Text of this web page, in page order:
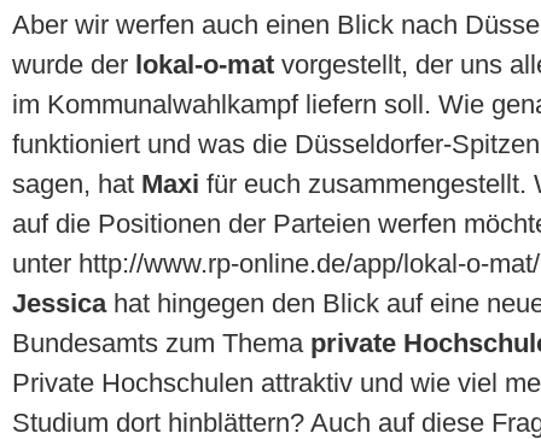
Aber wir werfen auch einen Blick nach
wurde der lokal-o-mat vorgestellt, der uns
im Kommunalwahlkampf liefern soll. Wie
funktioniert und was die Düsseldorfer-
sagen, hat Maxi für euch zusammengestellt.
auf die Positionen der Parteien werfen
unter http://www.rp-online.de/app/lokal-o-
Jessica hat hingegen den Blick auf eine
Bundesamts zum Thema private
Private Hochschulen attraktiv und wie viel
Studium dort hinblättern? Auch auf diese